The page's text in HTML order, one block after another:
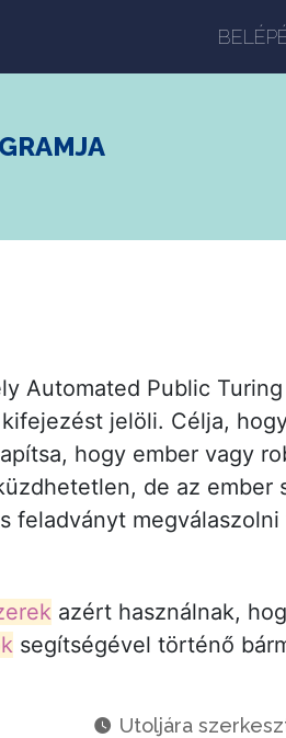
Automated Public
jelöli. Célja,
hogy ember vagy
de az ember
feladványt
azért használnak,
segítségével történő
Utoljára